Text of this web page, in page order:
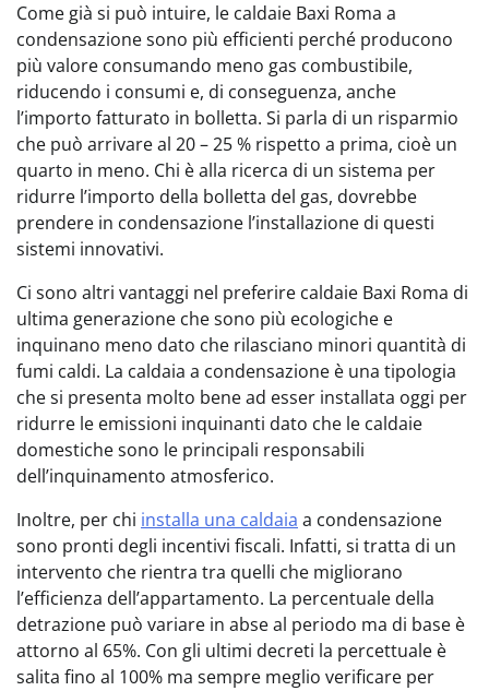
Come già si può intuire, le caldaie Baxi Roma a
condensazione sono più efficienti perché producono
più valore consumando meno gas combustibile,
riducendo i consumi e, di conseguenza, anche
l’importo fatturato in bolletta. Si parla di un risparmio
che può arrivare al 20 – 25 % rispetto a prima, cioè un
quarto in meno. Chi è alla ricerca di un sistema per
ridurre l’importo della bolletta del gas, dovrebbe
prendere in condensazione l’installazione di questi
sistemi innovativi.
Ci sono altri vantaggi nel preferire caldaie Baxi Roma di
ultima generazione che sono più ecologiche e
inquinano meno dato che rilasciano minori quantità di
fumi caldi. La caldaia a condensazione è una tipologia
che si presenta molto bene ad esser installata oggi per
ridurre le emissioni inquinanti dato che le caldaie
domestiche sono le principali responsabili
dell’inquinamento atmosferico.
Inoltre, per chi installa una caldaia a condensazione
sono pronti degli incentivi fiscali. Infatti, si tratta di un
intervento che rientra tra quelli che migliorano
l’efficienza dell’appartamento. La percentuale della
detrazione può variare in abse al periodo ma di base è
attorno al 65%. Con gli ultimi decreti la percettuale è
salita fino al 100% ma sempre meglio verificare per